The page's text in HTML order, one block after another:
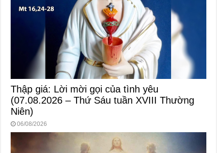
Thập giá: Lời mời gọi của tình yêu
(07.08.2026 – Thứ Sáu tuần XVIII Thường
Niên)
06/08/2026